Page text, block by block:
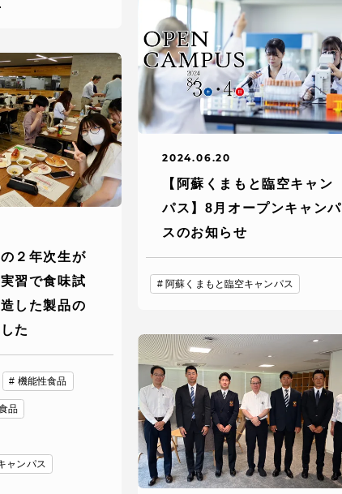
２年次生が
習で食味試
した製品の
た
機能性食品
品
ャンパス
2024.06.20
【阿蘇くまもと臨空キャン
パス】8月オープンキャンパ
スのお知らせ
阿蘇くまもと臨空キャンパス
担当者向け
学園ネットワーク
学園ネットワーク
学園関連機関